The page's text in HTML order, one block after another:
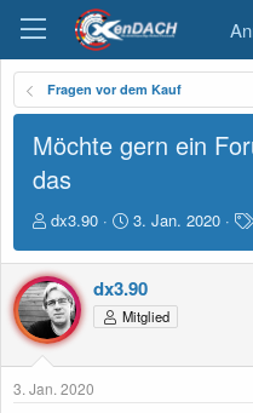
Fragen vor dem Kauf
Möchte gern ein
das
E
s
t
e
l
l
e
r
dx3.90
E
s
t
e
l
t
3. Jan. 2020
dx3.90
Mitglied
3. Jan. 2020